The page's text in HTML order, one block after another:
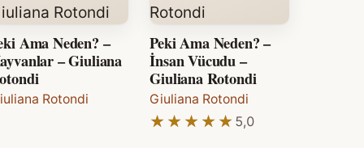
Ama Neden? –
– Giuliana
Rotondi
Peki Ama Neden? –
İnsan Vücudu –
Giuliana Rotondi
Giuliana Rotondi
★★★★★
★★★★★ 5,0